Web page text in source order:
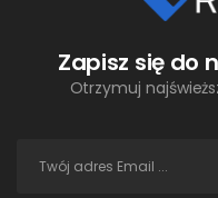
Zapisz się do
Otrzymuj